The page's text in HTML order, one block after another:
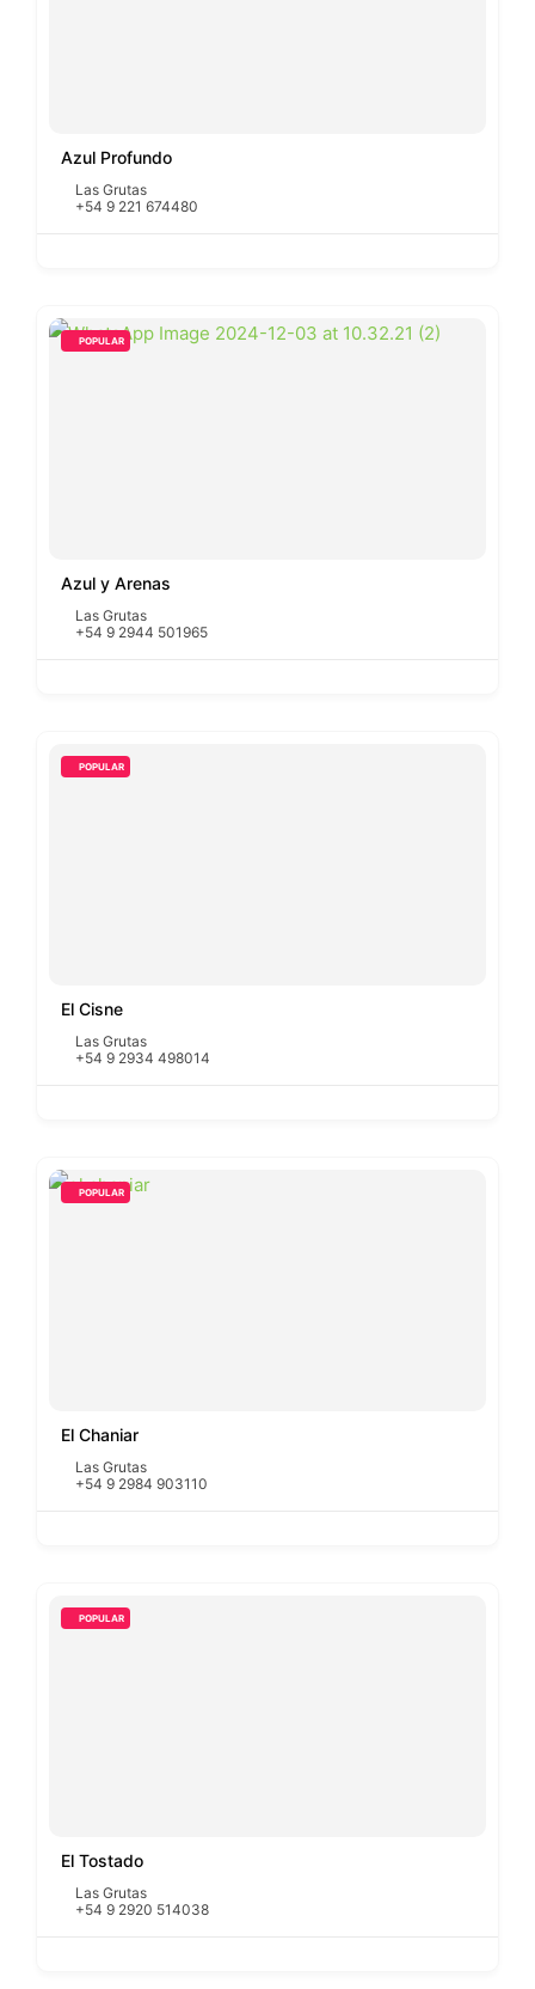
Azul Profundo
Las Grutas
+54 9 221 674480
POPULAR
Azul y Arenas
Las Grutas
+54 9 2944 501965
POPULAR
El Cisne
Las Grutas
+54 9 2934 498014
POPULAR
El Chaniar
Las Grutas
+54 9 2984 903110
POPULAR
El Tostado
Las Grutas
+54 9 2920 514038